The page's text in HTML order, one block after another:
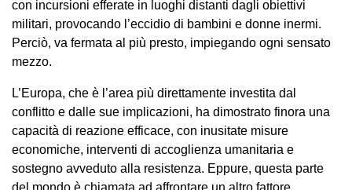
con incursioni efferate in luoghi distanti dagli obiettivi
militari, provocando l’eccidio di bambini e donne inermi.
Perciò, va fermata al più presto, impiegando ogni sensato
mezzo.
L’Europa, che è l’area più direttamente investita dal
conflitto e dalle sue implicazioni, ha dimostrato finora una
capacità di reazione efficace, con inusitate misure
economiche, interventi di accoglienza umanitaria e
sostegno avveduto alla resistenza. Eppure, questa parte